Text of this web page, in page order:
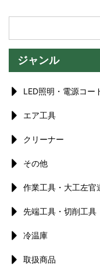
ジャンル
LED照明・電源コー
エア工具
クリーナー
その他
作業工具・大工左官
先端工具・切削工具
冷温庫
取扱商品